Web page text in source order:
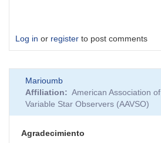
Log in or register to post comments
Marioumb
Affiliation
American Association of
Variable Star Observers (AAVSO)
Agradecimiento